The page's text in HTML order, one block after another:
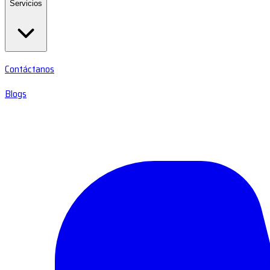
Servicios
Contáctanos
Blogs